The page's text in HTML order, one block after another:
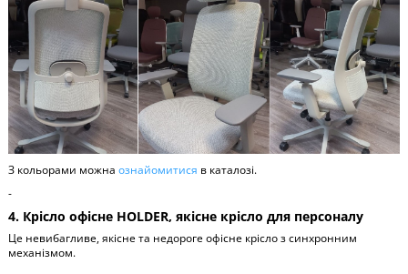
З кольорами можна ознайомитися в каталозі.
-
4. Крісло офісне HOLDER, якісне крісло для персоналу
Це невибагливе, якісне та недороге офісне крісло з синхронним
механізмом.